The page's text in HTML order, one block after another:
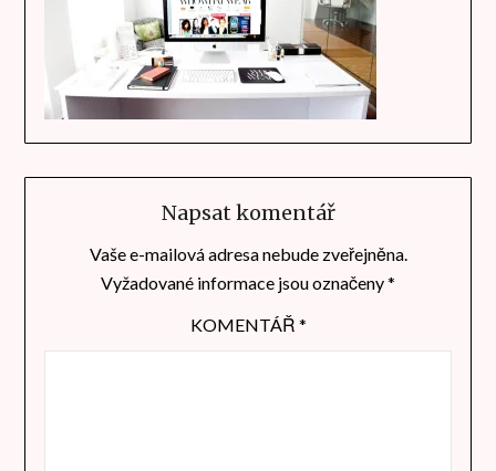
Napsat komentář
Vaše e-mailová adresa nebude zveřejněna.
Vyžadované informace jsou označeny*
KOMENTÁŘ *